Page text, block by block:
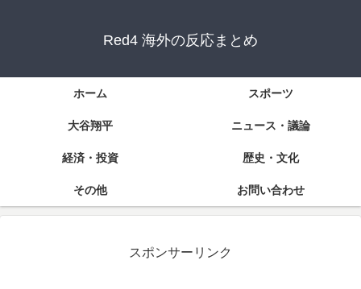
Red4 海外の反応まとめ
ホーム スポーツ
大谷翔平 ニュース・議論
経済・投資 歴史・文化
その他 お問い合わせ
スポンサーリンク